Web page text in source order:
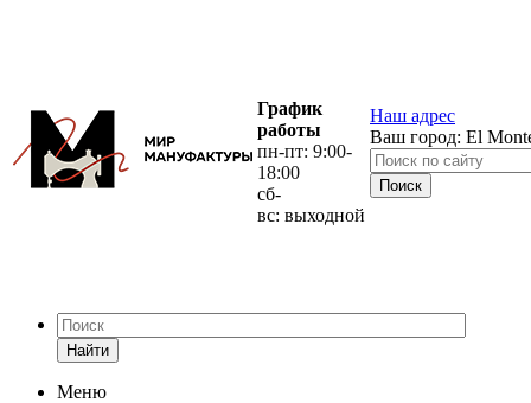
График
работы
пн-пт: 9:00-
18:00
сб-
вс: выходной
Наш адрес
Ваш город: El
Найти
Меню